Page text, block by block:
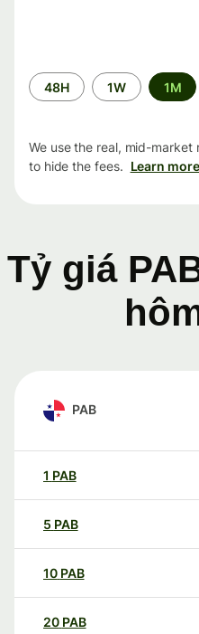
Time
period
48H 1W 1M
We use the real, mid-
to hide the fees. Learn more
Tỷ giá
PAB
1 PAB
5 PAB
10 PAB
20 PAB